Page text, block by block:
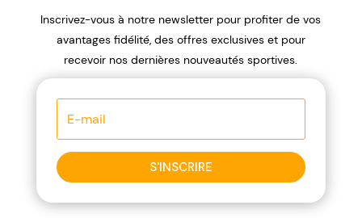
Inscrivez-vous à notre newsletter pour profiter de vos
avantages fidélité, des offres exclusives et pour
recevoir nos dernières nouveautés sportives.
S'INSCRIRE